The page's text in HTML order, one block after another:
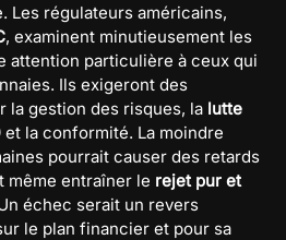
Les régulateurs américains,
, examinent minutieusement les
attention particulière à ceux qui
Ils exigeront des
la gestion des risques, la lutte
et la conformité. La moindre
pourrait causer des retards
même entraîner le rejet pur et
échec serait un revers
le plan financier et pour sa